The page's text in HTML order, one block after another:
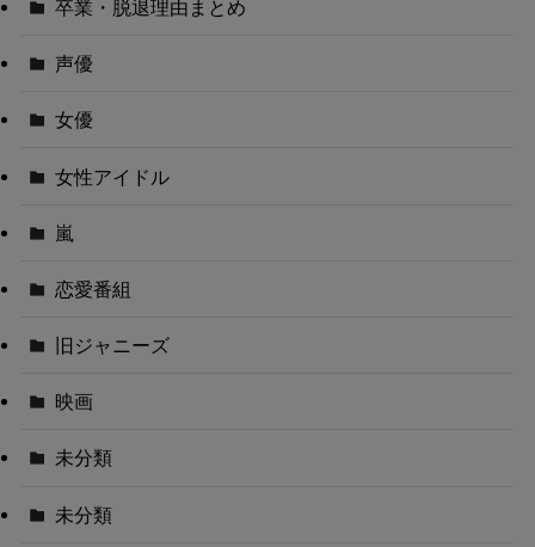
卒業・脱退理由まとめ
声優
女優
女性アイドル
嵐
恋愛番組
旧ジャニーズ
映画
未分類
未分類